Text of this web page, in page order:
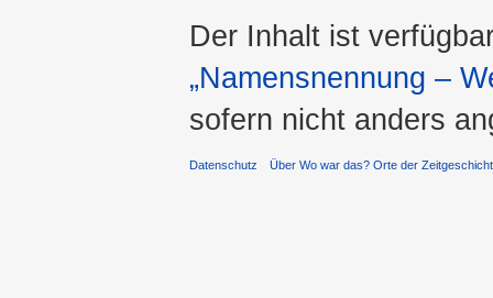
Der Inhalt ist
„Namensnennung –
sofern nicht anders
Datenschutz Über Wo war das? Orte der